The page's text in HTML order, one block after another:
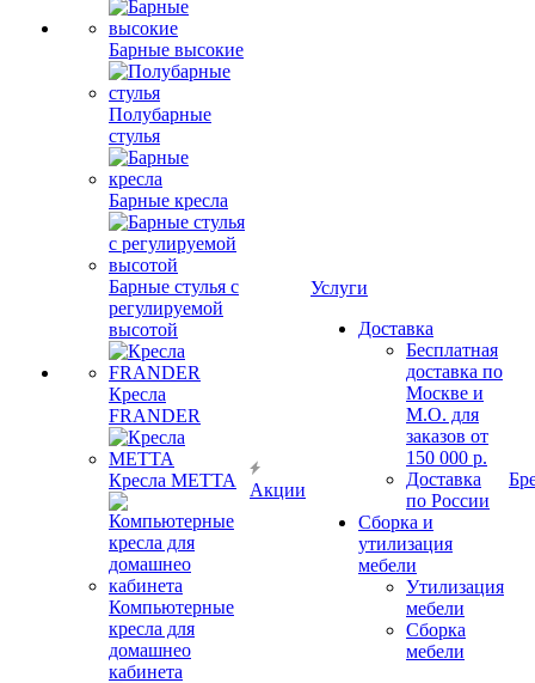
Барные высокие
Полубарные
стулья
Барные кресла
Барные стулья с
регулируемой
высотой
Кресла
FRANDER
Кресла METTA
Компьютерные
кресла для
домашнео
кабинета
Акции
Услуги
Доставка
Бесплатная
доставка по
Москве и
М.О. для
заказов от
150 000 р.
Доставка
по России
Сборка и
утилизация
мебели
Утилизация
мебели
Сборка
мебели